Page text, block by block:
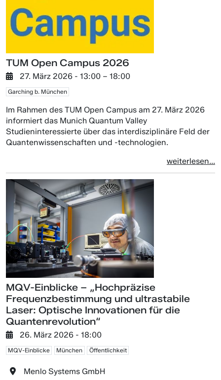
TUM Open Campus 2026
27. März 2026 - 13:00 – 18:00
Garching b. München
Im Rahmen des TUM Open Campus am 27. März 2026
informiert das Munich Quantum Valley
Studieninteressierte über das interdisziplinäre Feld der
Quantenwissenschaften und -technologien.
weiterlesen...
MQV-Einblicke – „Hochpräzise
Frequenzbestimmung und ultrastabile
Laser: Optische Innovationen für die
Quantenrevolution“
26. März 2026 - 18:00
MQV-Einblicke München Öffentlichkeit
Menlo Systems GmbH